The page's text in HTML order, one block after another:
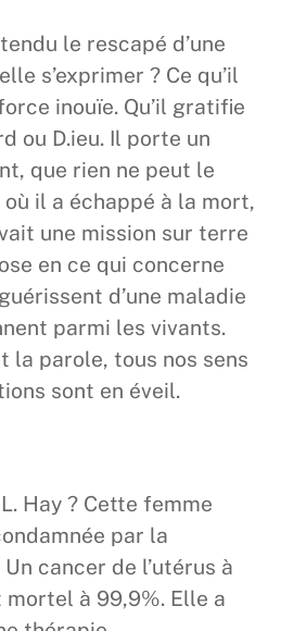
le rescapé d’une
s’exprimer ? Ce qu’il
inouïe. Qu’il gratifie
ou D.ieu. Il porte un
que rien ne peut le
il a échappé à la mort,
une mission sur terre
en ce qui concerne
d’une maladie
parmi les vivants.
la parole, tous nos sens
sont en éveil.
Hay ? Cette femme
par la
cancer de l’utérus à
à 99,9%. Elle a